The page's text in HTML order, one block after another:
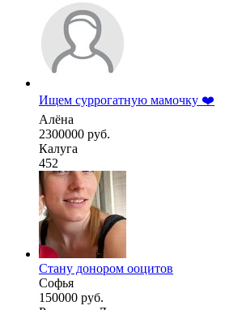
Ищем суррогатную мамочку ❤️
Алёна
2300000 руб.
Калуга
452
Стану донором ооцитов
Софья
150000 руб.